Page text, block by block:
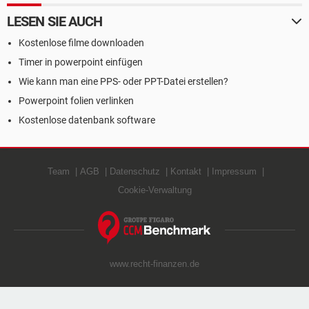
LESEN SIE AUCH
Kostenlose filme downloaden
Timer in powerpoint einfügen
Wie kann man eine PPS- oder PPT-Datei erstellen?
Powerpoint folien verlinken
Kostenlose datenbank software
Team AGB Datenschutz Kontakt
Impressum
Cookie-Verwaltung
www.recht-finanzen.de